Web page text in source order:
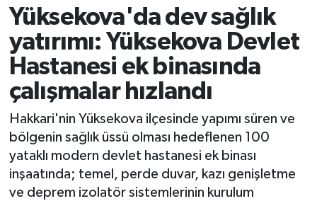
Yüksekova'da dev sağlık
yatırımı: Yüksekova Devlet
Hastanesi ek binasında
çalışmalar hızlandı
Hakkari'nin Yüksekova ilçesinde yapımı süren ve
bölgenin sağlık üssü olması hedeflenen 100
yataklı modern devlet hastanesi ek binası
inşaatında; temel, perde duvar, kazı genişletme
ve deprem izolatör sistemlerinin kurulum
Rize Jandarma Komutanlığı
Bilim Teknoloji
Bölge
Advertising news
Canlı Maç
ÇEVRE
Süper Lig Puan Durumu ve Fikstür
Tüm Manşetler
Son Dakika Haberleri
Haber Arşivi